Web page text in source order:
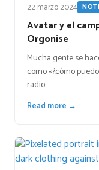
22 marzo 2024
Avatar y el
Orgonise
Mucha gente se
como «¿cómo
radio…
Read more →